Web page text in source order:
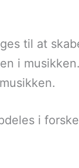
til at
i musikken.
i